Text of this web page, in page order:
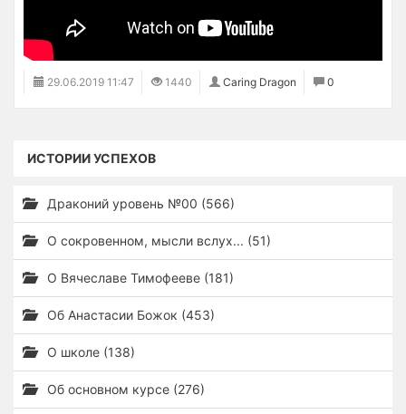
29.06.2019 11:47 1440 Caring Dragon 0
ИСТОРИИ УСПЕХОВ
Драконий уровень №00 (566)
О сокровенном, мысли вслух... (51)
О Вячеславе Тимофееве (181)
Об Анастасии Божок (453)
О школе (138)
Об основном курсе (276)